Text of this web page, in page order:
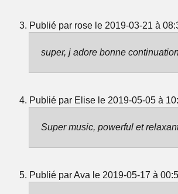
Publié par rose le 2019-03-21 à
super, j adore bonne
Publié par Elise le 2019-05-05 à
Super music, powerful et
Publié par Ava le 2019-05-17 à